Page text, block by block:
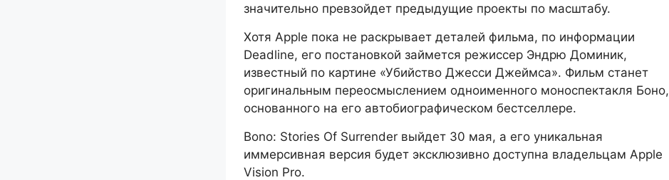
значительно превзойдет предыдущие проекты по масштабу.
Хотя Apple пока не раскрывает деталей фильма, по информации
Deadline, его постановкой займется режиссер Эндрю Доминик,
известный по картине «Убийство Джесси Джеймса». Фильм станет
оригинальным переосмыслением одноименного моноспектакля Боно,
основанного на его автобиографическом бестселлере.
Bono: Stories Of Surrender выйдет 30 мая, а его уникальная
иммерсивная версия будет эксклюзивно доступна владельцам Apple
Vision Pro.